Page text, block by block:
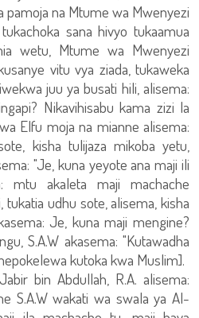
pamoja na Mtume wa Mwenyezi
sana hivyo tukaamua
wetu, Mtume wa Mwenyezi
vitu vya ziada, tukaweka
juu ya busati hili, alisema:
Nikavihisabu kama zizi la
Elfu moja na mianne alisema:
kisha tulijaza mikoba yetu,
"Je, kuna yeyote ana maji ili
mtu akaleta maji machache
tukatia udhu sote, alisema, kisha
Je, kuna maji mengine?
S.A.W akasema: "Kutawadha
kutoka kwa Muslim].
bin Abdullah, R.A. alisema:
S.A.W wakati wa swala ya Al-